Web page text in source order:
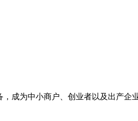
成为中小商户、创业者以及出产企